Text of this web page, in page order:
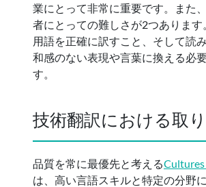
業にとって非常に重要です。また
者にとっての難しさが2つありま
用語を正確に訳すこと、そして読
和感のない表現や言葉に換える必
す。
技術翻訳における取
品質を常に最優先と考える
は、高い言語スキルと特定の分野